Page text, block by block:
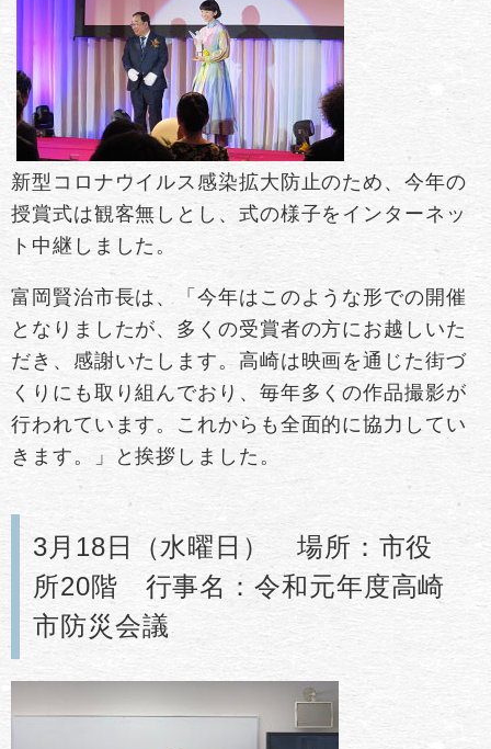
新型コロナウイルス感染拡大防止のため、今年の
授賞式は観客無しとし、式の様子をインターネッ
ト中継しました。
富岡賢治市長は、「今年はこのような形での開催
となりましたが、多くの受賞者の方にお越しいた
だき、感謝いたします。高崎は映画を通じた街づ
くりにも取り組んでおり、毎年多くの作品撮影が
行われています。これからも全面的に協力してい
きます。」と挨拶しました。
3月18日（水曜日） 場所：市役
所20階 行事名：令和元年度高崎
市防災会議